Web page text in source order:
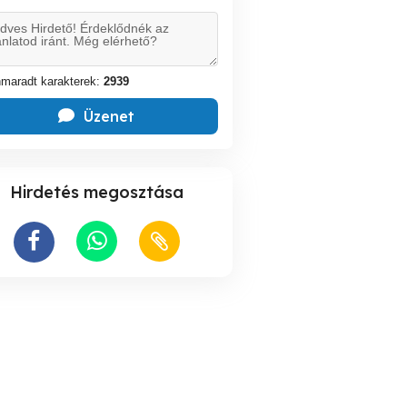
karakterek: 2939
Üzenet
Hirdetés megosztása